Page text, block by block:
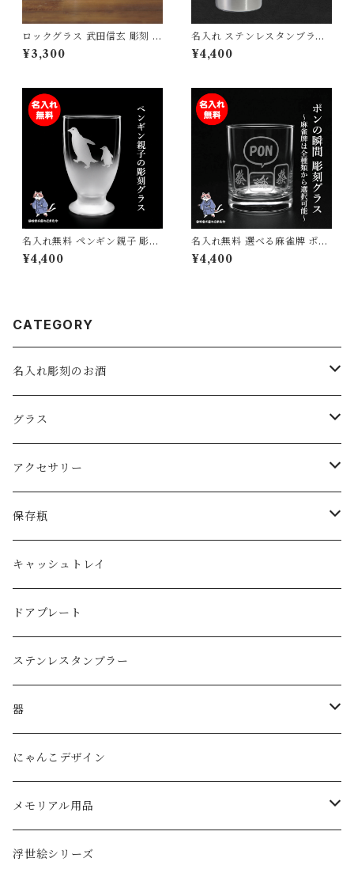
ロックグラス 武田信玄 彫刻 戦
国武将 刻印 プレゼント 敬老の
日 父の日 誕プレ ウィスキー
¥3,300
名入れ ステンレスタンブラー
真空断熱 450ｍｌ 猫 肉球 ビ
ール ドリンク 誕生日 父の日
¥4,400
名入れ無料 ペンギン親子 彫刻
グラス 日本製 オリジナルギフ
ト 誕生日 プレゼント 記念品
¥4,400
名入れ無料 選べる麻雀牌 ポン
の瞬間を彫刻！ 日本製ロック
グラス 275ml ギフト 記念品に
¥4,400
CATEGORY
名入れ彫刻のお酒
スパークリングワイン
ワイン
日本酒
グラス
ロックグラス・オールドグラス
フリーグラス
ジョッキグラス・ビアグラス
子供用グラス
タンブラー
ダブルウォールグラス
アクセサリー
ピアス
ネックレス
保存瓶
１リットル
３リットル
キャッシュトレイ
ドアプレート
ステンレスタンブラー
器
ボウル
にゃんこデザイン
メモリアル用品
ペットの墓石
浮世絵シリーズ